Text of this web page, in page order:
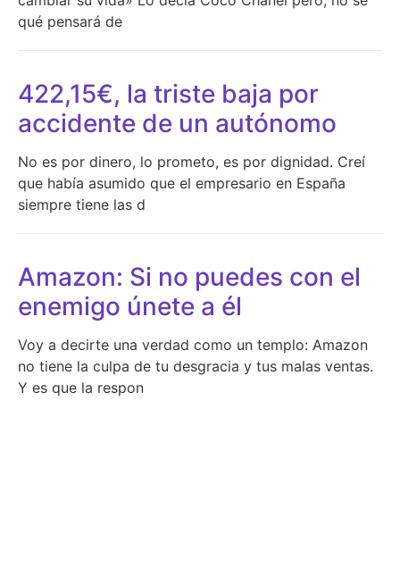
qué pensará de
422,15€, la triste baja por
accidente de un autónomo
No es por dinero, lo prometo, es por dignidad. Creí
que había asumido que el empresario en España
siempre tiene las d
Amazon: Si no puedes con el
enemigo únete a él
Voy a decirte una verdad como un templo: Amazon
no tiene la culpa de tu desgracia y tus malas ventas.
Y es que la respon